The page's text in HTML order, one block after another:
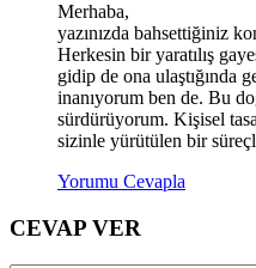
Merhaba,
yazınızda bahsettiğiniz
Herkesin bir yaratılış
gidip de ona ulaştığında
inanıyorum ben de. Bu
sürdürüyorum. Kişisel
sizinle yürütülen bir
Yorumu Cevapla
CEVAP VER